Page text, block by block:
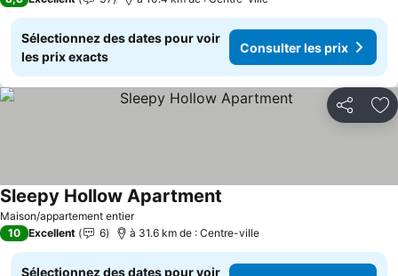
Sélectionnez des dates pour voir
les prix exacts
Consulter les prix
Partager
Maison/appartement entier
Sleepy Hollow Apartment
10 Excellent 6 à 31.6 km de : Centre-ville
Sélectionnez des dates pour voir